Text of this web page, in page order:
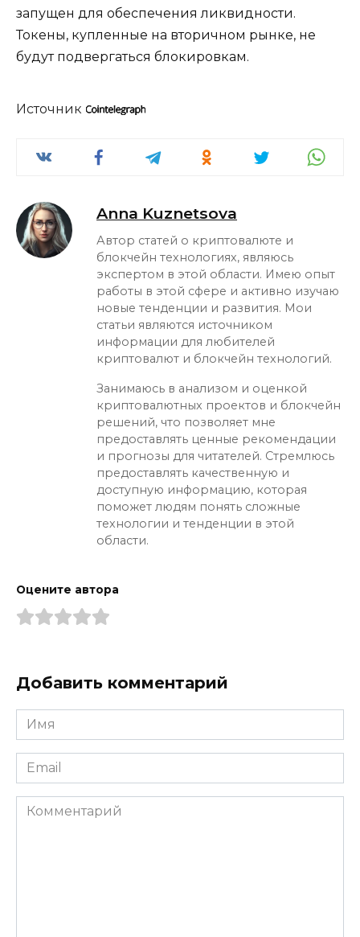
запущен для обеспечения ликвидности.
Токены, купленные на вторичном рынке, не
будут подвергаться блокировкам.
Источник
Anna Kuznetsova
Автор статей о криптовалюте и
блокчейн технологиях, являюсь
экспертом в этой области. Имею опыт
работы в этой сфере и активно изучаю
новые тенденции и развития. Мои
статьи являются источником
информации для любителей
криптовалют и блокчейн технологий.
Занимаюсь в анализом и оценкой
криптовалютных проектов и блокчейн
решений, что позволяет мне
предоставлять ценные рекомендации
и прогнозы для читателей. Стремлюсь
предоставлять качественную и
доступную информацию, которая
поможет людям понять сложные
технологии и тенденции в этой
области.
Оцените автора
Добавить комментарий
Имя
*
Email
*
Комментарий